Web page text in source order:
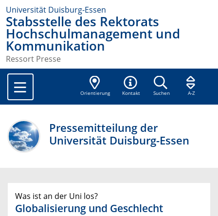
Universität Duisburg-Essen
Stabsstelle des Rektorats
Hochschulmanagement und
Kommunikation
Ressort Presse
Orientierung Kontakt Suchen A-Z
Pressemitteilung der
Universität Duisburg-Essen
Was ist an der Uni los?
Globalisierung und Geschlecht